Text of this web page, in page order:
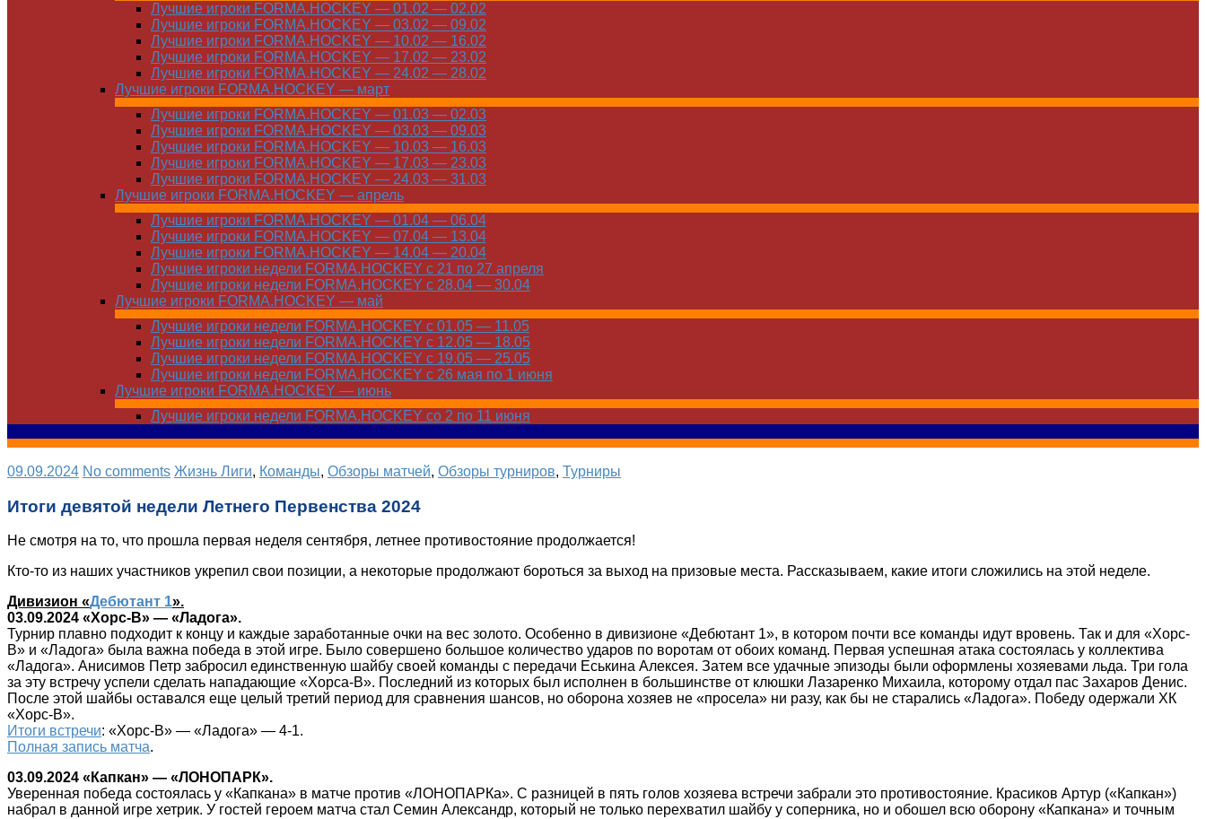
Лучшие игроки FORMA.HOCKEY — 01.02 — 02.02
Лучшие игроки FORMA.HOCKEY — 03.02 — 09.02
Лучшие игроки FORMA.HOCKEY — 10.02 — 16.02
Лучшие игроки FORMA.HOCKEY — 17.02 — 23.02
Лучшие игроки FORMA.HOCKEY — 24.02 — 28.02
Лучшие игроки FORMA.HOCKEY — март
Лучшие игроки FORMA.HOCKEY — 01.03 — 02.03
Лучшие игроки FORMA.HOCKEY — 03.03 — 09.03
Лучшие игроки FORMA.HOCKEY — 10.03 — 16.03
Лучшие игроки FORMA.HOCKEY — 17.03 — 23.03
Лучшие игроки FORMA.HOCKEY — 24.03 — 31.03
Лучшие игроки FORMA.HOCKEY — апрель
Лучшие игроки FORMA.HOCKEY — 01.04 — 06.04
Лучшие игроки FORMA.HOCKEY — 07.04 — 13.04
Лучшие игроки FORMA.HOCKEY — 14.04 — 20.04
Лучшие игроки недели FORMA.HOCKEY с 21 по 27 апреля
Лучшие игроки недели FORMA.HOCKEY с 28.04 — 30.04
Лучшие игроки FORMA.HOCKEY — май
Лучшие игроки недели FORMA.HOCKEY с 01.05 — 11.05
Лучшие игроки недели FORMA.HOCKEY с 12.05 — 18.05
Лучшие игроки недели FORMA.HOCKEY с 19.05 — 25.05
Лучшие игроки недели FORMA.HOCKEY с 26 мая по 1 июня
Лучшие игроки FORMA.HOCKEY — июнь
Лучшие игроки недели FORMA.HOCKEY со 2 по 11 июня
09.09.2024 No comments Жизнь Лиги, Команды, Обзоры матчей, Обзоры турниров, Турниры
Итоги девятой недели Летнего Первенства 2024
Не смотря на то, что прошла первая неделя сентября, летнее противостояние продолжается!
Кто-то из наших участников укрепил свои позиции, а некоторые продолжают бороться за выход на призовые места. Рассказываем, какие итоги сложились на этой неделе.
Дивизион «Дебютант 1».
03.09.2024 «Хорс-В» — «Ладога».
Турнир плавно подходит к концу и каждые заработанные очки на вес золото. Особенно в дивизионе «Дебютант 1», в котором почти все команды идут вровень. Так и для «Хорс-
В» и «Ладога» была важна победа в этой игре. Было совершено большое количество ударов по воротам от обоих команд. Первая успешная атака состоялась у коллектива
«Ладога». Анисимов Петр забросил единственную шайбу своей команды с передачи Еськина Алексея. Затем все удачные эпизоды были оформлены хозяевами льда. Три гола
за эту встречу успели сделать нападающие «Хорса-В». Последний из которых был исполнен в большинстве от клюшки Лазаренко Михаила, которому отдал пас Захаров Денис.
После этой шайбы оставался еще целый третий период для сравнения шансов, но оборона хозяев не «просела» ни разу, как бы не старались «Ладога». Победу одержали ХК
«Хорс-В».
Итоги встречи: «Хорс-В» — «Ладога» — 4-1.
Полная запись матча.
03.09.2024 «Капкан» — «ЛОНОПАРК».
Уверенная победа состоялась у «Капкана» в матче против «ЛОНОПАРКа». С разницей в пять голов хозяева встречи забрали это противостояние. Красиков Артур («Капкан»)
набрал в данной игре хетрик. У гостей героем матча стал Семин Александр, который не только перехватил шайбу у соперника, но и обошел всю оборону «Капкана» и точным